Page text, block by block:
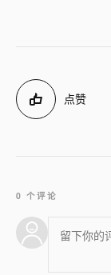
点赞
0 个评论